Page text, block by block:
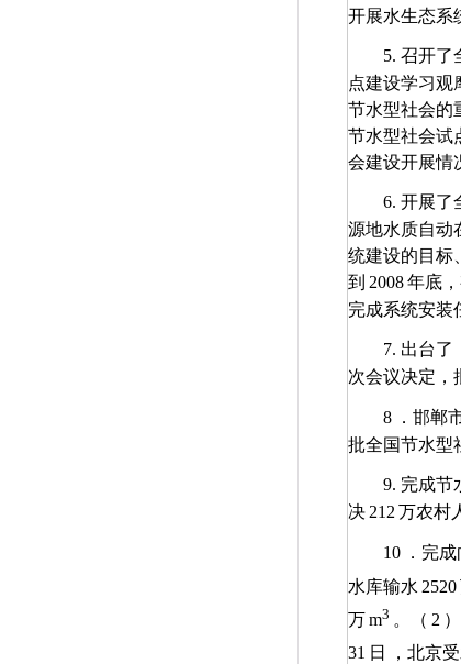
开展水生态系
5. 召开了
点建设学习观
节水型社会的
节水型社会试
会建设开展情
6. 开展了
源地水质自动
统建设的目标
到 2008年底
完成系统安装
7. 出台了
次会议决定，
8 ．邯郸
批全国节水型
9. 完成节
决 212 万农村
10 ．完
水库输水 2520
万m3 。（ 2
31 日 ，北京